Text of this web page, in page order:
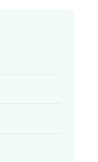
tăng cao.